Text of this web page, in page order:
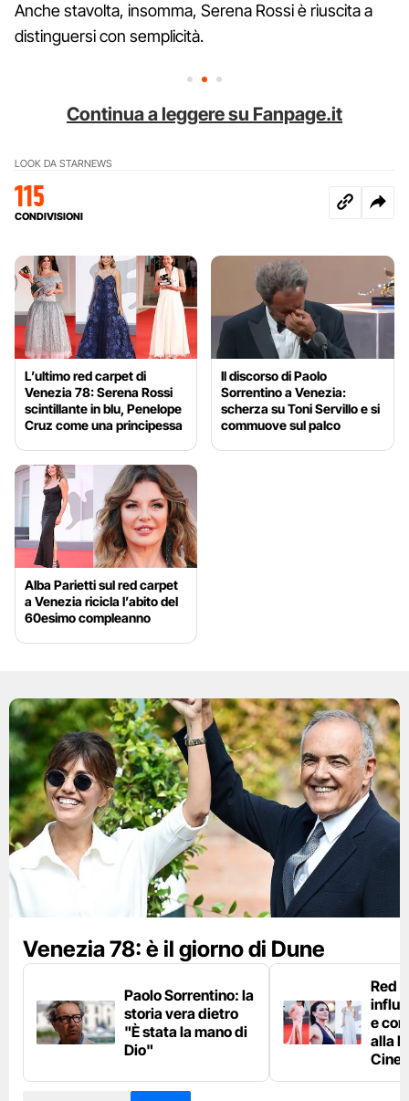
Anche stavolta, insomma, Serena Rossi è riuscita a
distinguersi con semplicità.
Continua a leggere su Fanpage.it
LOOK DA STARNEWS
115
CONDIVISIONI
L’ultimo red carpet di
Venezia 78: Serena Rossi
scintillante in blu, Penelope
Cruz come una principessa
Il discorso di Paolo
Sorrentino a Venezia:
scherza su Toni Servillo e si
commuove sul palco
Alba Parietti sul red carpet
a Venezia ricicla l’abito del
60esimo compleanno
Venezia 78: è il giorno di Dune
Paolo Sorrentino: la
storia vera dietro
"È stata la mano di
Dio"
Red
e
alla